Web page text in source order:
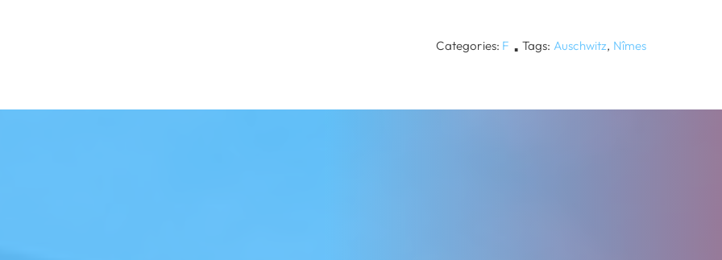
Categories: F ▪ Tags: Auschwitz, Nîmes